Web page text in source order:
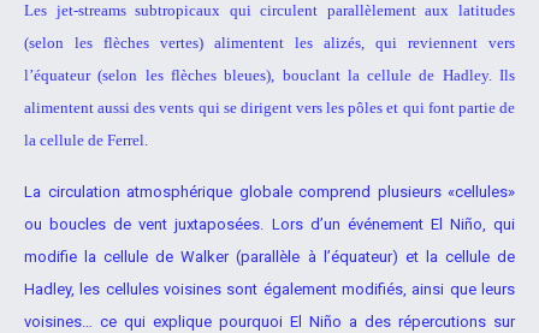
Les jet-streams subtropicaux qui circulent parallèlement aux latitudes
(selon les flèches vertes) alimentent les alizés, qui reviennent vers
l’équateur (selon les flèches bleues), bouclant la cellule de Hadley. Ils
alimentent aussi desvents qui se dirigent vers les pôles et qui font partie de
la cellule de Ferrel.
La circulation atmosphérique globale comprend plusieurs «cellules»
ou bouclesde vent juxtaposées. Lors d’un événement El Niño, qui
modifie la cellule deWalker (parallèle à l’équateur) et la cellule de
Hadley, les cellules voisines sont également modifiés, ainsi que leurs
voisines… ce qui explique pourquoi El Niño a des répercutions sur